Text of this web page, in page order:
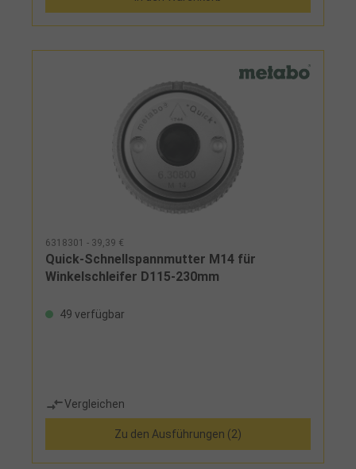
6318301 - 39,39 €
Quick-Schnellspannmutter M14 für
Winkelschleifer D115-230mm
49 verfügbar
Vergleichen
Zu den Ausführungen (2)